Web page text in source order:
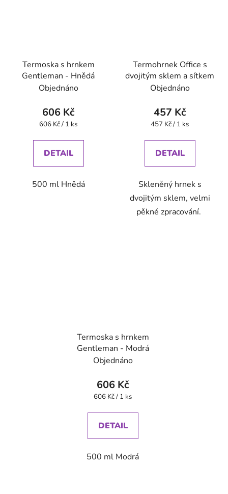
Termoska s hrnkem
Gentleman - Hnědá
Objednáno
606 Kč
Měrná
606 Kč / 1 ks
DETAIL
500 ml Hnědá
Termohrnek Office s
dvojitým sklem a sítkem
Objednáno
457 Kč
Měrná
457 Kč / 1 ks
DETAIL
Skleněný hrnek s
dvojitým sklem, velmi
pěkné zpracování.
Termoska s hrnkem
Gentleman - Modrá
Objednáno
606 Kč
Měrná
606 Kč / 1 ks
DETAIL
500 ml Modrá